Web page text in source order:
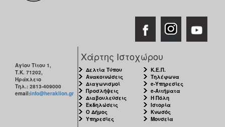
Αγίου Τίτου 1,
Τ.Κ. 71202,
Ηράκλειο
Τηλ.: 2813-409000
email:info@heraklion.gr
Χάρτης Ιστοχώρου
Δελτία Τύπου
Ανακοινώσεις
Διαγωνισμοί
Προσλήψεις
Διαβουλεύσεις
Εκδηλώσεις
Ο Δήμος
Υπηρεσίες
Κ.Ε.Π.
Τηλέφωνα
e-Υπηρεσίες
e-Αιτήματα
Η Πόλη
Ιστορία
Κνωσός
Μουσεία